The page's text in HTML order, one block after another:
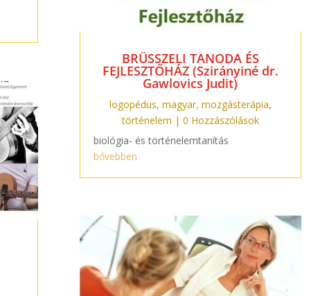
BRÜSSZELI TANODA ÉS
FEJLESZTŐHÁZ (Szirányiné dr.
Gawlovics Judit)
logopédus, magyar, mozgásterápia,
történelem | 0 Hozzászólások
biológia- és történelemtanítás
bővebben